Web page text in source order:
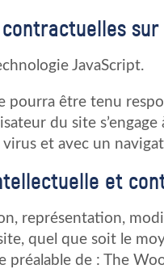
JavaScript.
pourra être tenu
du site
et avec un
et
représentation,
quel que soit le
préalable de : The